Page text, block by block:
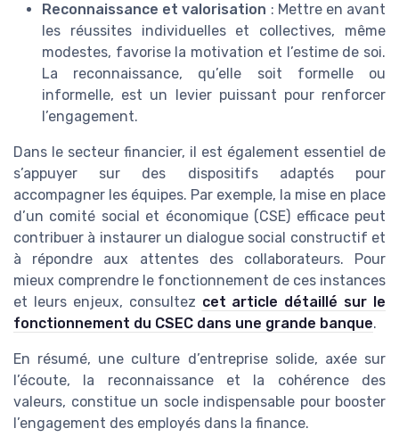
Reconnaissance et valorisation : Mettre en avant
les réussites individuelles et collectives, même
modestes, favorise la motivation et l’estime de soi.
La reconnaissance, qu’elle soit formelle ou
informelle, est un levier puissant pour renforcer
l’engagement.
Dans le secteur financier, il est également essentiel de
s’appuyer sur des dispositifs adaptés pour
accompagner les équipes. Par exemple, la mise en place
d’un comité social et économique (CSE) efficace peut
contribuer à instaurer un dialogue social constructif et
à répondre aux attentes des collaborateurs. Pour
mieux comprendre le fonctionnement de ces instances
et leurs enjeux, consultez cet article détaillé sur le
fonctionnement du CSEC dans une grande banque.
En résumé, une culture d’entreprise solide, axée sur
l’écoute, la reconnaissance et la cohérence des
valeurs, constitue un socle indispensable pour booster
l’engagement des employés dans la finance.